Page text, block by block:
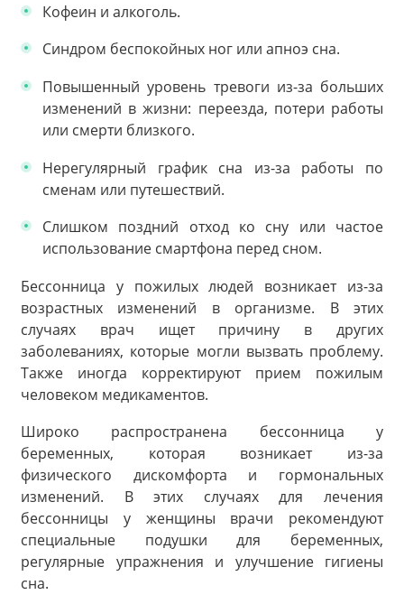
Кофеин и алкоголь.
Синдром беспокойных ног или апноэ сна.
Повышенный уровень тревоги из-за больших
изменений в жизни: переезда, потери работы
или смерти близкого.
Нерегулярный график сна из-за работы по
сменам или путешествий.
Слишком поздний отход ко сну или частое
использование смартфона перед сном.
Бессонница у пожилых людей возникает из-за
возрастных изменений в организме. В этих
случаях врач ищет причину в других
заболеваниях, которые могли вызвать проблему.
Также иногда корректируют прием пожилым
человеком медикаментов.
Широко распространена бессонница у
беременных, которая возникает из-за
физического дискомфорта и гормональных
изменений. В этих случаях для лечения
бессонницы у женщины врачи рекомендуют
специальные подушки для беременных,
регулярные упражнения и улучшение гигиены
сна.